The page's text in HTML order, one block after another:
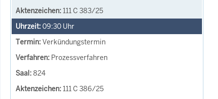
111 C 383/25
09:30 Uhr
Verkündungstermin
Prozessverfahren
824
111 C 386/25